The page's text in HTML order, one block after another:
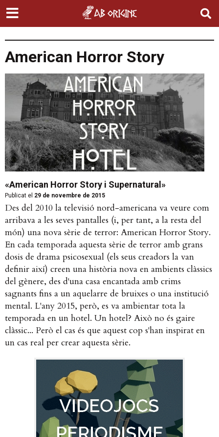
American Horror Story
«American Horror Story i Supernatural»
Publicat el 29 de novembre de 2015
Des del 2010 la televisió nord-americana va veure com
arribava a les seves pantalles (i, per tant, a la resta del
món) una nova sèrie de terror: American Horror Story.
En cada temporada aquesta sèrie de terror amb grans
dosis de drama psicosexual (els seus creadors la van
definir així) creen una història nova en ambients clàssics
del gènere, des d'una casa encantada amb crims
sagnants fins a un aquelarre de bruixes o una institució
mental. L'any 2015, però, es va ambientar tota la
temporada en un hotel. Un hotel? Això no és gaire
clàssic... Però el cas és que aquest cop s'han inspirat en
un cas real per crear aquesta sèrie.